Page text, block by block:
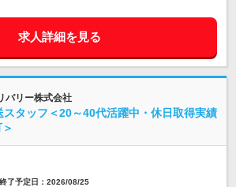
求人詳細を見る
バリー株式会社
スタッフ＜20～40代活躍中・休日取得実績
了予定日：2026/08/25